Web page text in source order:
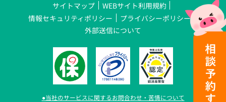
サイトマップ
WEBサイト利用規約
情報セキュリティポリシー
プライバシーポリシー
外部送信について
●当社のサービスに関するお問合わせ・苦情について